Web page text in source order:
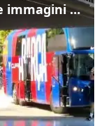
Il Barcellona sbarca in Friuli: le immagini dell'arrivo in albergo